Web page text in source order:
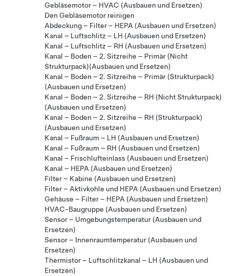
Gebläsemotor – HVAC (Ausbauen und Ersetzen)
Den Gebläsemotor reinigen
Abdeckung – Filter – HEPA (Ausbauen und Ersetzen)
Kanal – Luftschlitz – LH (Ausbauen und Ersetzen)
Kanal – Luftschlitz – RH (Ausbauen und Ersetzen)
Kanal – Boden – 2. Sitzreihe – Primär (Nicht
Strukturpack)(Ausbauen und Ersetzen)
Kanal – Boden – 2. Sitzreihe – Primär (Strukturpack)
(Ausbauen und Ersetzen)
Kanal – Boden – 2. Sitzreihe – RH (Nicht Strukturpack)
(Ausbauen und Ersetzen)
Kanal – Boden – 2. Sitzreihe – RH (Strukturpack)
(Ausbauen und Ersetzen)
Kanal – Fußraum – LH (Ausbauen und Ersetzen)
Kanal – Fußraum – RH (Ausbauen und Ersetzen)
Kanal – Frischlufteinlass (Ausbauen und Ersetzen)
Kanal – HEPA (Ausbauen und Ersetzen)
Filter – Kabine (Ausbauen und Ersetzen)
Filter – Aktivkohle und HEPA (Ausbauen und Ersetzen)
Gehäuse – Filter – HEPA (Ausbauen und Ersetzen)
HVAC-Baugruppe (Ausbauen und Ersetzen)
Sensor – Umgebungstemperatur (Ausbauen und
Ersetzen)
Sensor – Innenraumtemperatur (Ausbauen und
Ersetzen)
Thermistor – Luftschlitzkanal – LH (Ausbauen und
Ersetzen)